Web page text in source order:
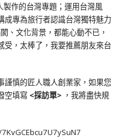
製作的台灣專題；運用台灣風
成專為旅行者認識台灣獨特魅力
、文化背景，都能心動不已，
受，太棒了，我要推薦朋友來台
謹慎的匠人職人創業家，如果您
空填寫 <採訪單> ，我將盡快規